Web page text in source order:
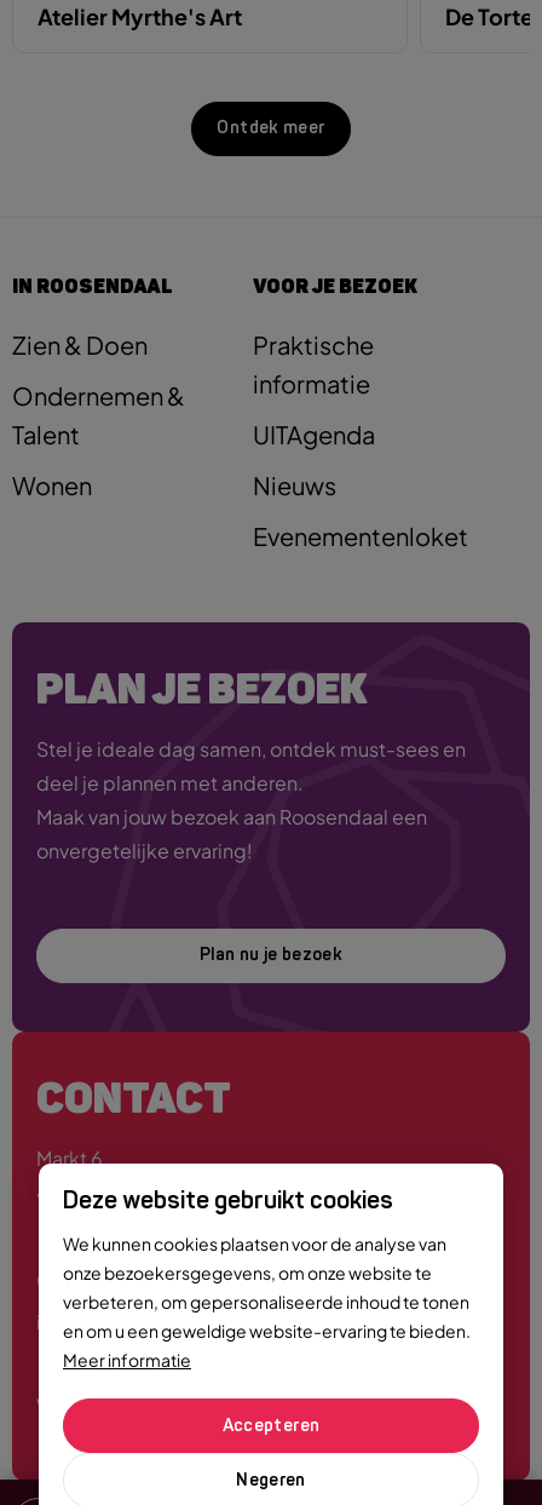
Deze website gebruikt cookies
We kunnen cookies plaatsen voor de analyse van
onze bezoekersgegevens, om onze website te
verbeteren, om gepersonaliseerde inhoud te tonen
en om u een geweldige website-ervaring te bieden.
Meer informatie
Negeren
Accepteren
Atelier Myrthe's Art De
Ontdek meer
IN ROOSENDAAL
Zien & Doen
Ondernemen &
Talent
Wonen
VOOR JE BEZOEK
Praktische
informatie
UITAgenda
Nieuws
Evenementenloket
PLAN JE BEZOEK
Stel je ideale dag samen, ontdek must-sees en
deel je plannen met anderen.
Maak van jouw bezoek aan Roosendaal een
onvergetelijke ervaring!
Plan nu je bezoek
CONTACT
Markt 6
4701 PE Roosendaal
0165 - 55 44 00
info@roosendaalcitymarketing.nl
Volg ons